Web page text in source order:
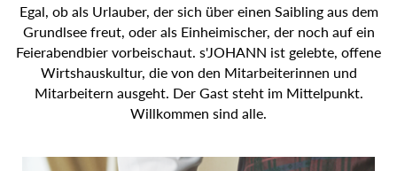
Egal, ob als Urlauber, der sich über einen Saibling aus
dem Grundlsee freut, oder als Einheimischer, der noch auf
ein Feierabendbier vorbeischaut. s'JOHANN ist gelebte,
offene Wirtshauskultur, die von den Mitarbeiterinnen und
Mitarbeitern ausgeht. Der Gast steht im Mittelpunkt.
Willkommen sind alle.